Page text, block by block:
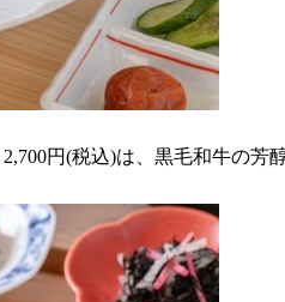
円(税込)は、黒毛和牛の